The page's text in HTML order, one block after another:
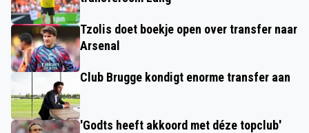
Tzolis doet boekje open over transfer naar
Arsenal
Club Brugge kondigt enorme transfer aan
'Godts heeft akkoord met déze topclub'